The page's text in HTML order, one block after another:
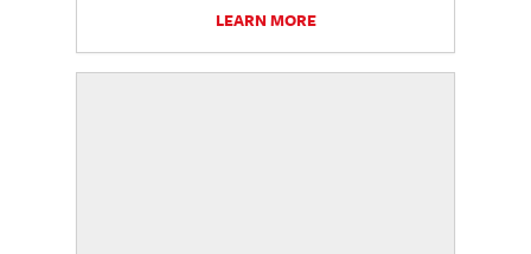
LEARN MORE